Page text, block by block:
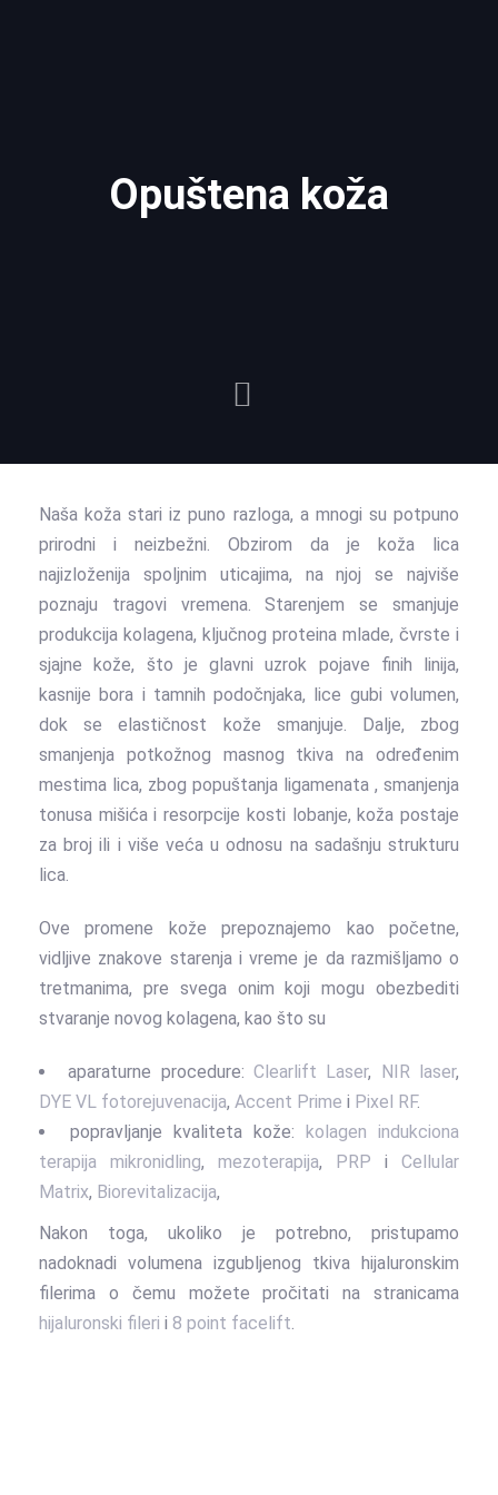
Opuštena koža
Naša koža stari iz puno razloga, a mnogi su potpuno
prirodni i neizbežni. Obzirom da je koža lica
najizloženija spoljnim uticajima, na njoj se najviše
poznaju tragovi vremena. Starenjem se smanjuje
produkcija kolagena, ključnog proteina mlade, čvrste i
sjajne kože, što je glavni uzrok pojave finih linija,
kasnije bora i tamnih podočnjaka, lice gubi volumen,
dok se elastičnost kože smanjuje. Dalje, zbog
smanjenja potkožnog masnog tkiva na određenim
mestima lica, zbog popuštanja ligamenata , smanjenja
tonusa mišića i resorpcije kosti lobanje, koža postaje
za broj ili i više veća u odnosu na sadašnju strukturu
lica.
Ove promene kože prepoznajemo kao početne,
vidljive znakove starenja i vreme je da razmišljamo o
tretmanima, pre svega onim koji mogu obezbediti
stvaranje novog kolagena, kao što su
aparaturne procedure:Clearlift Laser, NIR laser,
DYE VL fotorejuvenacija, Accent Prime i Pixel RF.
popravljanje kvaliteta kože: kolagen indukciona
terapija mikronidling, mezoterapija, PRP i Cellular
Matrix, Biorevitalizacija,
Nakon toga, ukoliko je potrebno, pristupamo
nadoknadi volumena izgubljenog tkiva hijaluronskim
filerima o čemu možete pročitati na stranicama
hijaluronski fileri i 8 point facelift